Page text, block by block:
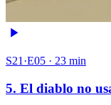
S21·E05 · 23 min
5. El diablo no